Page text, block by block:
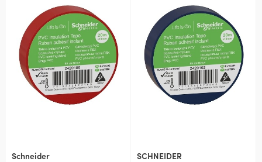
Schneider SCHNEIDER